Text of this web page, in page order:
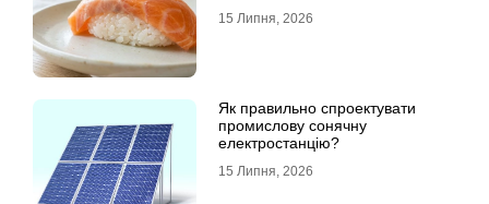
15 Липня, 2026
Як правильно спроектувати
промислову сонячну
електростанцію?
15 Липня, 2026